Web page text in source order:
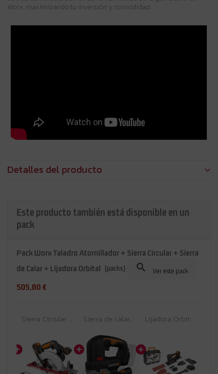
Worx, maximizando tu inversión y comodidad.
Detalles del producto
Este producto también está disponible en un
pack
Pack Worx Taladro Atornillador + Sierra Circular + Sierra
de Calar + Lijadora Orbital
(packs)  Ver este pack
505,80 €